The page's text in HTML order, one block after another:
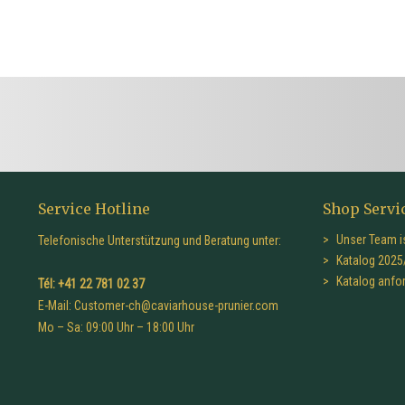
Service Hotline
Telefonische Unterstützung und Beratung unter:
Tél: +41 22 781 02 37
E-Mail: Customer-ch@caviarhouse-prunier.com
Mo – Sa: 09:00 Uhr – 18:00 Uhr
Shop
Unser Team
Katalog
Katalog